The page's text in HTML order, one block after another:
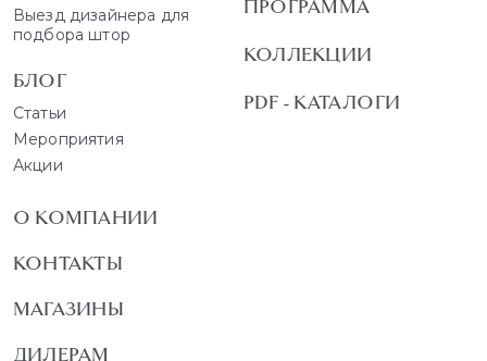
Выезд дизайнера для
подбора штор
БЛОГ
Статьи
Мероприятия
Акции
ПРОГРАММА
КОЛЛЕКЦИИ
PDF - КАТАЛОГИ
О КОМПАНИИ
КОНТАКТЫ
МАГАЗИНЫ
ДИЛЕРАМ